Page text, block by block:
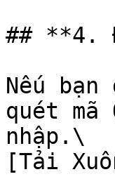
## **4.
Nếu
quét
nhập.\
[Tải